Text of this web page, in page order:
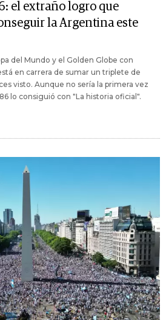
el extraño logro que
la Argentina este
del Mundo y el Golden Globe con
en carrera de sumar un triplete de
visto. Aunque no sería la primera vez
lo consiguió con "La historia oficial".